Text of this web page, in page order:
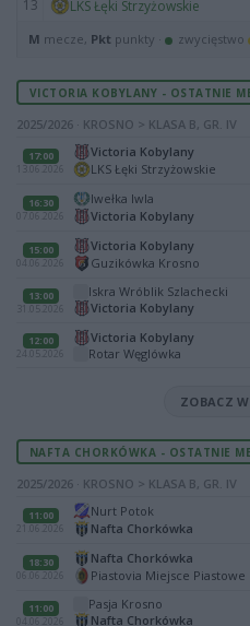
13
LKS Łęki Strzyżowskie
M mecze, Pkt punkty · zwycięstwo
VICTORIA KOBYLANY - OSTATNIE
2025/2026 · KROSNO > KLASA B, GR. IV
17:00
13.06.2026
Victoria Kobylany
LKS Łęki Strzyżowskie
16:30
07.06.2026
Iwełka Iwla
Victoria Kobylany
15:00
04.06.2026
Victoria Kobylany
Guzikówka Krosno
13:00
31.05.2026
Iskra Wróblik Szlachecki
Victoria Kobylany
12:00
24.05.2026
Victoria Kobylany
Rotar Węglówka
ZOBACZ
NAFTA CHORKÓWKA - OSTATNIE
2025/2026 · KROSNO > KLASA B, GR. IV
11:00
21.06.2026
Nurt Potok
Nafta Chorkówka
18:30
06.06.2026
Nafta Chorkówka
Piastovia Miejsce Piastowe
11:00
04.06.2026
Pasja Krosno
Nafta Chorkówka